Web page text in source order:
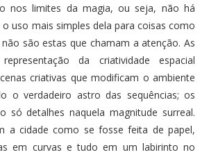
nos limites da magia, ou seja, não há
uso mais simples dela para coisas como
são estas que chamam a atenção. As
da criatividade espacial
criativas que modificam o ambiente
o verdadeiro astro das sequências; os
só detalhes naquela magnitude surreal.
a cidade como se fosse feita de papel,
em curvas e tudo em um labirinto no